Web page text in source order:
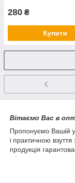
280 ₴
Купити
Вітаємо Вас в
Пропонуємо Вашій
і практичною взуття
продукція
обладнанні кращих